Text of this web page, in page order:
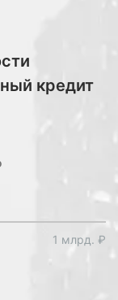
кредит
1 млрд. ₽